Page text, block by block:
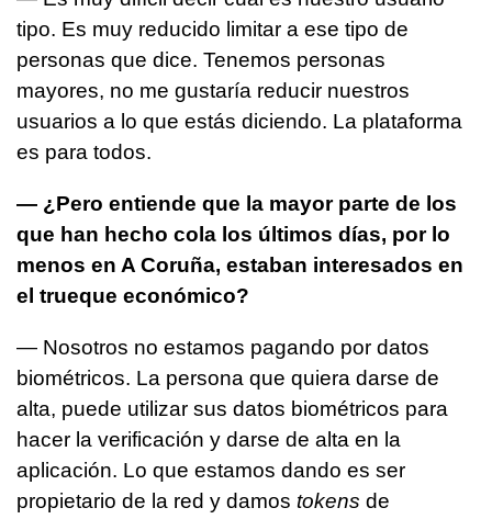
tipo. Es muy reducido limitar a ese tipo de
personas que dice. Tenemos personas
mayores, no me gustaría reducir nuestros
usuarios a lo que estás diciendo. La plataforma
es para todos.
— ¿Pero entiende que la mayor parte de los
que han hecho cola los últimos días, por lo
menos en A Coruña, estaban interesados en
el trueque económico?
— Nosotros no estamos pagando por datos
biométricos. La persona que quiera darse de
alta, puede utilizar sus datos biométricos para
hacer la verificación y darse de alta en la
aplicación. Lo que estamos dando es ser
propietario de la red y damos tokens de